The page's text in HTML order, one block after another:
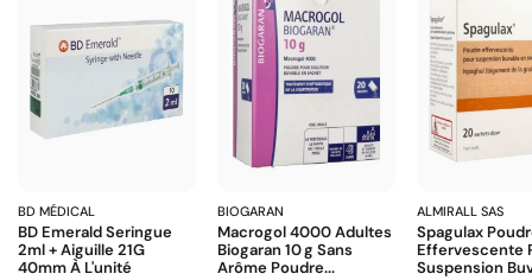
BD MÉDICAL
BD Emerald Seringue
2ml + Aiguille 21G
40mm À L'unité
BIOGARAN
Macrogol 4000 Adultes
Biogaran 10 G Sans
Arôme Poudre...
ALMIRALL SAS
Spagulax
Effervescente
Suspension